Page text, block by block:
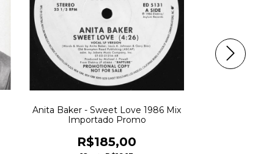
Anita Baker - Sweet Love 1986 Mix
Importado Promo
R$185,00